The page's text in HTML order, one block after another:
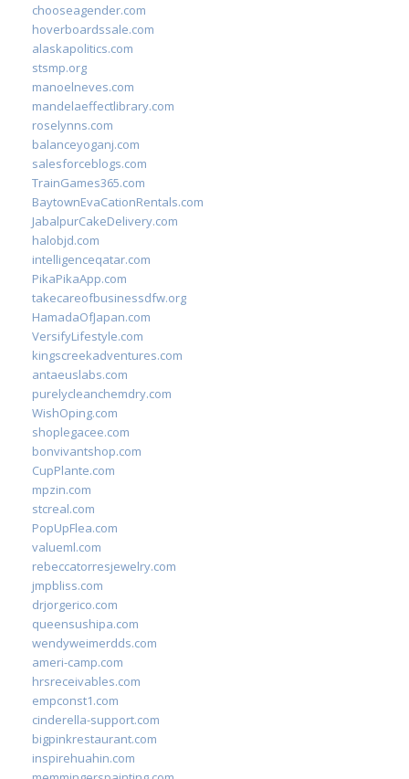
chooseagender.com
hoverboardssale.com
alaskapolitics.com
stsmp.org
manoelneves.com
mandelaeffectlibrary.com
roselynns.com
balanceyoganj.com
salesforceblogs.com
TrainGames365.com
BaytownEvaCationRentals.com
JabalpurCakeDelivery.com
halobjd.com
intelligenceqatar.com
PikaPikaApp.com
takecareofbusinessdfw.org
HamadaOfJapan.com
VersifyLifestyle.com
kingscreekadventures.com
antaeuslabs.com
purelycleanchemdry.com
WishOping.com
shoplegacee.com
bonvivantshop.com
CupPlante.com
mpzin.com
stcreal.com
PopUpFlea.com
valueml.com
rebeccatorresjewelry.com
jmpbliss.com
drjorgerico.com
queensushipa.com
wendyweimerdds.com
ameri-camp.com
hrsreceivables.com
empconst1.com
cinderella-support.com
bigpinkrestaurant.com
inspirehuahin.com